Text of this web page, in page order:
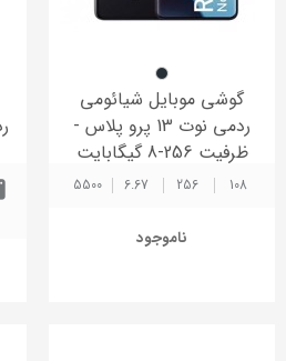
گوشی موبایل شیائومی
ردمی نوت 13 پرو پلاس -
ظرفیت 256-8 گیگابایت
108
256
6.67
5500 ‌
ناموجود